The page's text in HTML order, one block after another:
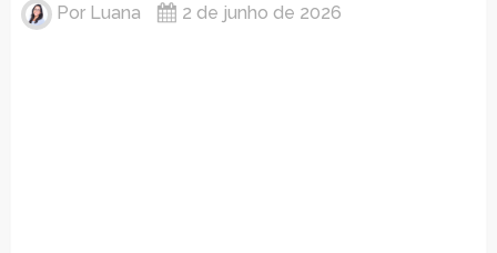
Por Luana 2 de junho de 2026